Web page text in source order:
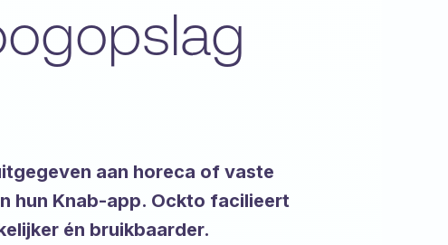
aan horeca of vaste
hun Knab-app. Ockto facilieert
én bruikbaarder.